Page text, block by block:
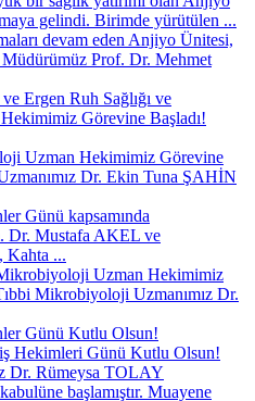
gelindi. Birimde yürütülen ...
devam eden Anjiyo Ünitesi,
Müdürümüz Prof. Dr. Mehmet
Ergen Ruh Sağlığı ve
Görevine Başladı!
Uzman Hekimimiz Görevine
Dr. Ekin Tuna ŞAHİN
Günü kapsamında
Dr. Mustafa AKEL ve
Kahta ...
Uzman Hekimimiz
Mikrobiyoloji Uzmanımız Dr.
Günü Kutlu Olsun!
Hekimleri Günü Kutlu Olsun!
Dr. Rümeysa TOLAY
başlamıştır. Muayene